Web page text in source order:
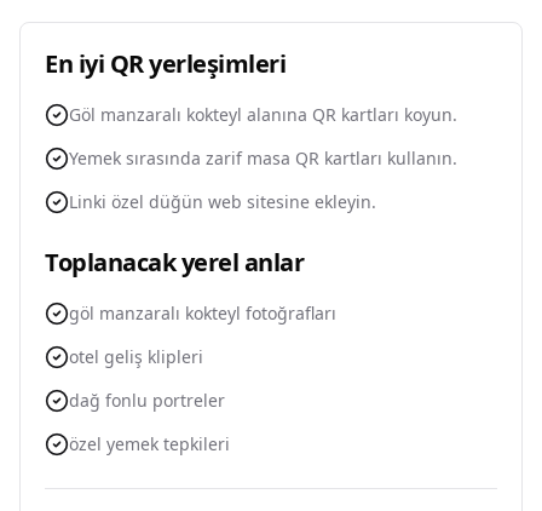
En iyi QR yerleşimleri
Göl manzaralı kokteyl alanına QR kartları koyun.
Yemek sırasında zarif masa QR kartları kullanın.
Linki özel düğün web sitesine ekleyin.
Toplanacak yerel anlar
göl manzaralı kokteyl fotoğrafları
otel geliş klipleri
dağ fonlu portreler
özel yemek tepkileri